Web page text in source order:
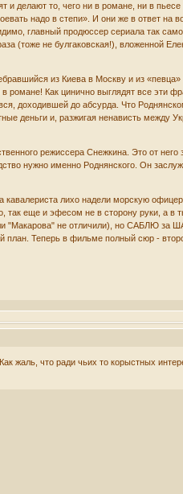
делают то, чего ни в романе, ни в
надо в степи». И они же в ответ на
главный продюссер сериала так
(тоже не булгаковская!), вложенной
из Киева в Москву и из
Как цинично выглядят все эти
доходившей до абсурда. Что
деньги и, разжигая ненависть между
режиссера Снежкина. Это от него
нужно именно Роднянского. Он
кавалериста лихо надели морскую
так еще и эфесом не в сторону руки, а в
"Макарова" не отличили), но САБЛЮ за
план. Теперь в фильме полный сюр -
жаль, что ради чьих то корыстных